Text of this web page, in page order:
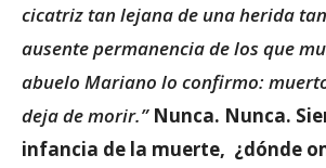
cicatriz tan lejana de una herida
ausente permanencia de los que
abuelo Mariano lo confirmo:
deja de morir.”Nunca. Nunca.
infancia de la muerte, ¿dónde